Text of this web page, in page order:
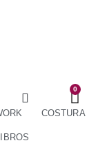
0
COSTURA